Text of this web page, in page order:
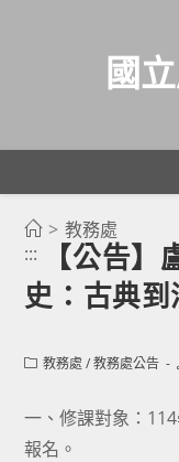
國
> 教務處
:::
【公告
史：古典
Post教務處 / 教務處公告
一、修課對象：
報名。